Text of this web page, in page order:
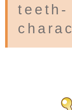
teeth-